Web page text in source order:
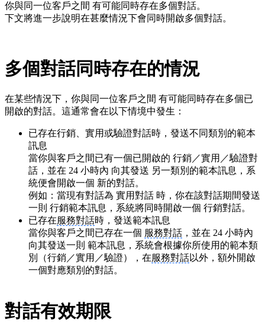
你與同一位客戶之間 有可能同時存在多個對話。
下文將進一步說明在甚麼情況下會同時開啟多個對話。
多個對話同時存在的情況
在某些情況下，你與同一位客戶之間 有可能同時存在多個已
開啟的對話。這通常會在以下情境中發生：
已存在行銷、實用或驗證對話時，發送不同類別的範本
訊息
當你與客戶之間已有一個已開啟的 行銷／實用／驗證對
話，並在 24 小時內 向其發送 另一類別的範本訊息，系
統便會開啟一個 新的對話。
例如：當現有對話為 實用對話 時，你在該對話期間發送
一則 行銷範本訊息，系統將同時開啟一個 行銷對話。
已存在服務對話時，發送範本訊息
當你與客戶之間已存在一個 服務對話 ，並在 24 小時內
向其發送一則 範本訊息，系統會根據你所使用的範本類
別（行銷／實用／驗證），在服務對話以外，額外開啟
一個對應類別的對話。
對話有效期限